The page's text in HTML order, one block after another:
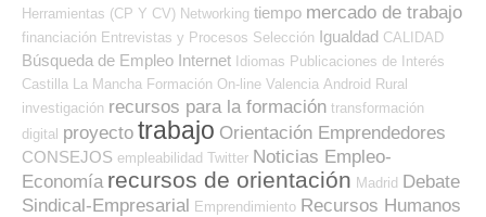
Herramientas (CP Y CV) Networking tiempo mercado de trabajo
financiación Entrevistas y Procesos Selección Igualdad CALIDAD
Búsqueda de Empleo Internet Idiomas Publicaciones de Interés
Castilla La Mancha Formación On-line Valencia Android Rural
investigación recursos para la formación transformación
digital proyecto trabajo Orientación Emprendedores
CONSEJOS empleabilidad Twitter Noticias Empleo-
Economía recursos de orientación Madrid Debate
Sindical-Empresarial Emprendimiento Recursos Humanos